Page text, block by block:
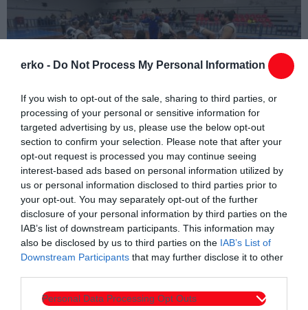
erko - Do Not Process My Personal Information
If you wish to opt-out of the sale, sharing to third parties, or
processing of your personal or sensitive information for
targeted advertising by us, please use the below opt-out
section to confirm your selection. Please note that after your
opt-out request is processed you may continue seeing
interest-based ads based on personal information utilized by
us or personal information disclosed to third parties prior to
your opt-out. You may separately opt-out of the further
disclosure of your personal information by third parties on the
IAB’s list of downstream participants. This information may
also be disclosed by us to third parties on the IAB’s List of
Downstream Participants that may further disclose it to other
Personal Data Processing Opt Outs
Συντάχθηκε από: ERKO.GR
email